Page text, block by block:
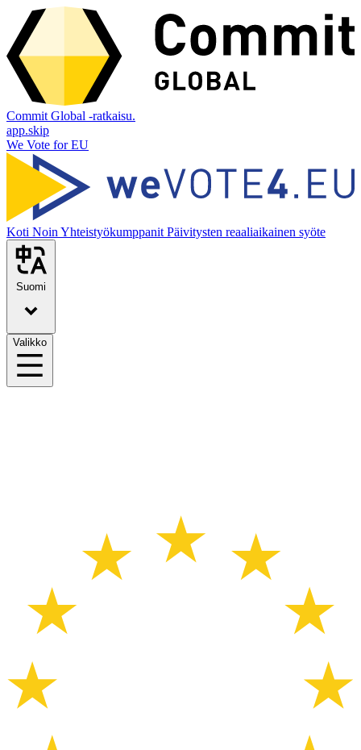
Commit Global -ratkaisu.
app.skip
We Vote for EU
Koti Noin Yhteistyökumppanit Päivitysten reaaliaikainen syöte
Suomi
Valikko